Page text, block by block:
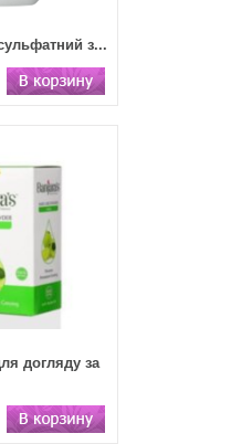
з...
догляду за